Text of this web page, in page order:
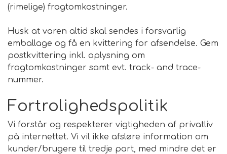
(rimelige) fragtomkostninger.
Husk at varen altid skal sendes i forsvarlig
emballage og få en kvittering for afsendelse. Gem
postkvittering inkl. oplysning om
fragtomkostninger samt evt. track- and trace-
nummer.
Fortrolighedspolitik
Vi forstår og respekterer vigtigheden af privatliv
på internettet. Vi vil ikke afsløre information om
kunder/brugere til tredje part, med mindre det er